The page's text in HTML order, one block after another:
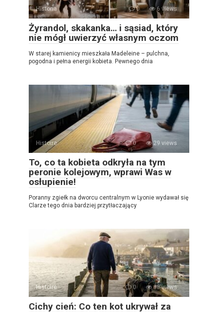
Historia 0 6 views
Żyrandol, skakanka… i sąsiad, który
nie mógł uwierzyć własnym oczom
W starej kamienicy mieszkała Madeleine – pulchna,
pogodna i pełna energii kobieta. Pewnego dnia
Histoire 0 29 views
To, co ta kobieta odkryła na tym
peronie kolejowym, wprawi Was w
osłupienie!
Poranny zgiełk na dworcu centralnym w Lyonie wydawał się
Clarze tego dnia bardziej przytłaczający
Histoire 0 38 views
Cichy cień: Co ten kot ukrywał za